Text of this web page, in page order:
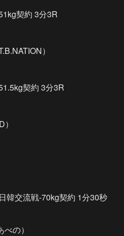
契約 3分3R
）
契約 3分3R
韓交流戦-70kg契約 1分30秒
の）